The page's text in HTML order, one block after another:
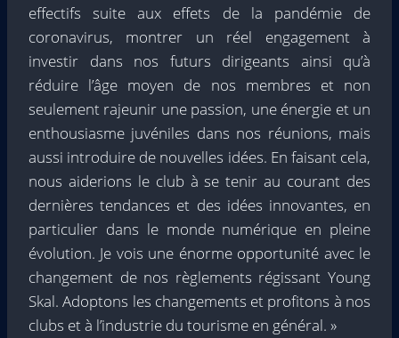
effectifs suite aux effets de la pandémie de
coronavirus, montrer un réel engagement à
investir dans nos futurs dirigeants ainsi qu’à
réduire l’âge moyen de nos membres et non
seulement rajeunir une passion, une énergie et un
enthousiasme juvéniles dans nos réunions, mais
aussi introduire de nouvelles idées. En faisant cela,
nous aiderions le club à se tenir au courant des
dernières tendances et des idées innovantes, en
particulier dans le monde numérique en pleine
évolution. Je vois une énorme opportunité avec le
changement de nos règlements régissant Young
Skal. Adoptons les changements et profitons à nos
clubs et à l’industrie du tourisme en général. »